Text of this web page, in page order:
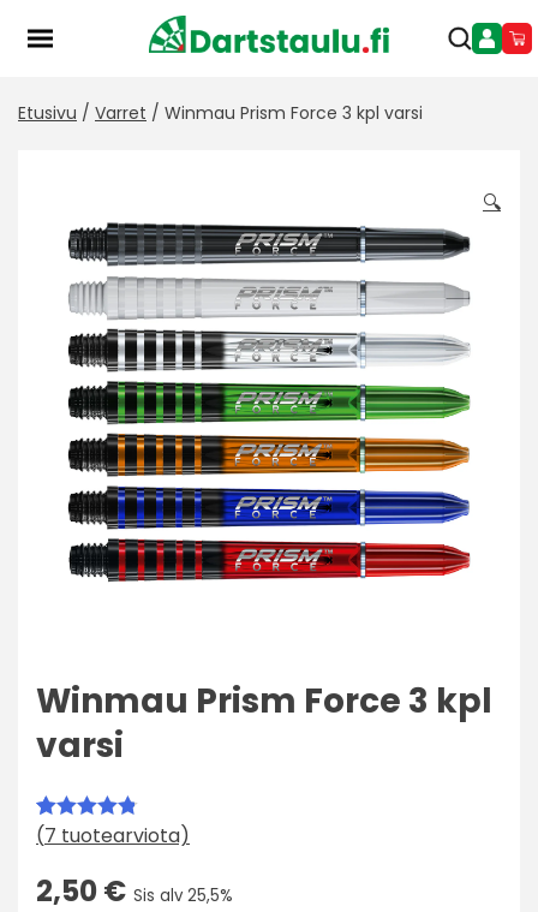
Etusivu / Varret / Winmau Prism Force 3 kpl varsi
🔍
Winmau Prism Force 3 kpl
varsi
Arvio4.86
perustuen
7(7 tuotearviota)
2,50€ Sis alv 25,5%